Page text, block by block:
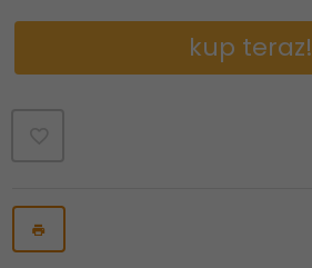
kup teraz!